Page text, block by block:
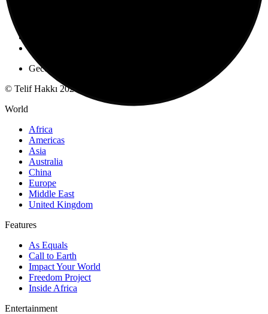
Gece Modu
© Telif Hakkı 2026, Tüm Hakları Saklıdır
World
Africa
Americas
Asia
Australia
China
Europe
Middle East
United Kingdom
Features
As Equals
Call to Earth
Impact Your World
Freedom Project
Inside Africa
Entertainment